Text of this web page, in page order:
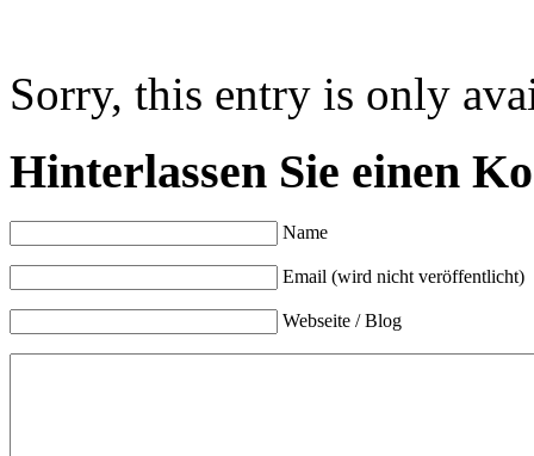
Sorry, this entry is only
Hinterlassen Sie einen
Name
Email (wird nicht veröffentlicht)
Webseite / Blog